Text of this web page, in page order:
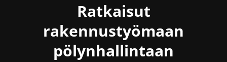
Ratkaisut
rakennustyömaan
pölynhallintaan